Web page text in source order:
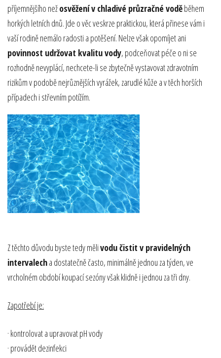
příjemnějšího nežosvěžení v chladivé průzračné voděběhem
horkých letních dnů. Jde o věc veskrze praktickou, která přinese vám i
vaší rodině nemálo radosti a potěšení. Nelze však opomíjet ani
povinnost udržovat kvalitu vody, podceňovat péče o ni se
rozhodně nevyplácí, nechcete-li se zbytečně vystavovat zdravotním
rizikům v podobě nejrůznějších vyrážek, zarudlé kůže a v těch horších
případech i střevním potížím.
Z těchto důvodu byste tedy mělivodu čistit v pravidelných
intervalecha dostatečně často, minimálně jednou za týden, ve
vrcholném období koupací sezóny však klidně i jednou za tři dny.
Zapotřebí je:
· kontrolovat a upravovat pH vody
· provádět dezinfekci